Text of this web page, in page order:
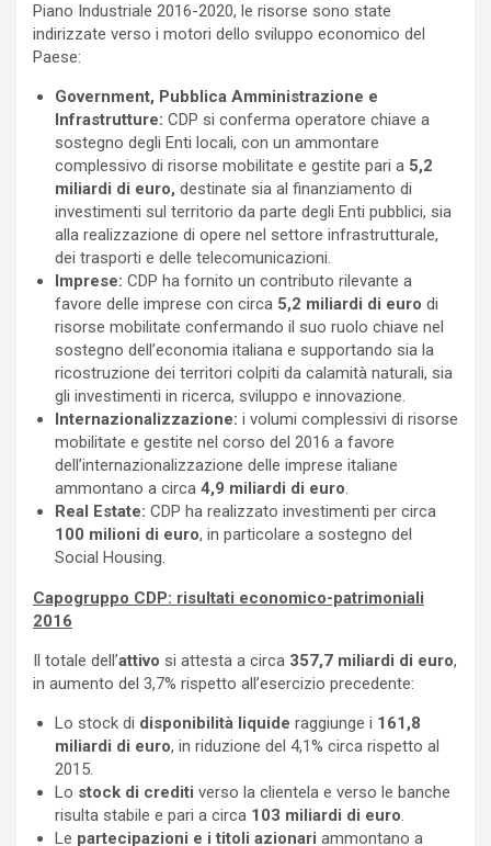
Piano Industriale 2016-2020, le risorse sono state
indirizzate verso i motori dello sviluppo economico del
Paese:
Government, Pubblica Amministrazione e
Infrastrutture: CDP si conferma operatore chiave a
sostegno degli Enti locali, con un ammontare
complessivo di risorse mobilitate e gestite pari a 5,2
miliardi di euro, destinate sia al finanziamento di
investimenti sul territorio da parte degli Enti pubblici, sia
alla realizzazione di opere nel settore infrastrutturale,
dei trasporti e delle telecomunicazioni.
Imprese: CDP ha fornito un contributo rilevante a
favore delle imprese con circa 5,2 miliardi di euro di
risorse mobilitate confermando il suo ruolo chiave nel
sostegno dell’economia italiana e supportando sia la
ricostruzione dei territori colpiti da calamità naturali, sia
gli investimenti in ricerca, sviluppo e innovazione.
Internazionalizzazione: i volumi complessivi di risorse
mobilitate e gestite nel corso del 2016 a favore
dell’internazionalizzazione delle imprese italiane
ammontano a circa 4,9 miliardi di euro.
Real Estate: CDP ha realizzato investimenti per circa
100 milioni di euro, in particolare a sostegno del
Social Housing.
Capogruppo CDP: risultati economico-patrimoniali
2016
Il totale dell’attivo si attesta a circa 357,7 miliardi di euro,
in aumento del 3,7% rispetto all’esercizio precedente:
Lo stock di disponibilità liquide raggiunge i 161,8
miliardi di euro, in riduzione del 4,1% circa rispetto al
2015.
Lo stock di crediti verso la clientela e verso le banche
risulta stabile e pari a circa 103 miliardi di euro.
Le partecipazioni e i titoli azionari ammontano a